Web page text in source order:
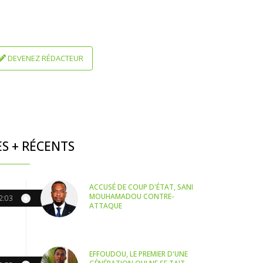
DEVENEZ RÉDACTEUR
+ RÉCENTS
ACCUSÉ DE COUP D'ÉTAT, SANI
MOUHAMADOU CONTRE-
ATTAQUE
EFFOUDOU, LE PREMIER D'UNE